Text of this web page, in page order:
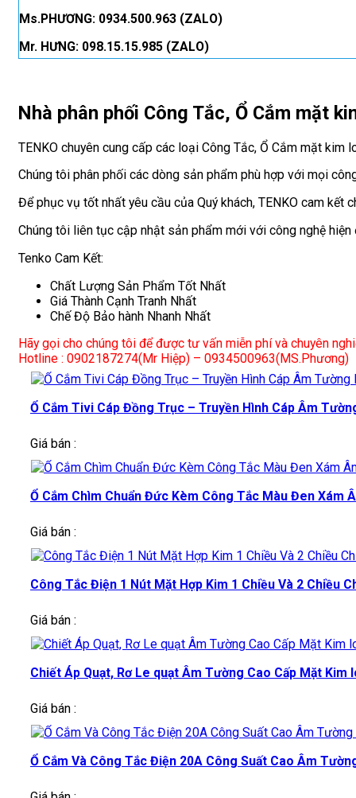
Ms.PHƯƠNG: 0934.500.963 (ZALO)
Mr. HƯNG: 098.15.15.985 (ZALO)
Nhà phân phối Công Tắc, Ổ Cắm mặt
TENKO chuyên cung cấp các loại Công Tắc, Ổ Cắm mặt kim
Chúng tôi phân phối các dòng sản phẩm phù hợp với mọi
Để phục vụ tốt nhất yêu cầu của Quý khách, TENKO cam kết
Chúng tôi liên tục cập nhật sản phẩm mới với công nghệ
Tenko Cam Kết:
Chất Lượng Sản Phẩm Tốt Nhất
Giá Thành Cạnh Tranh Nhất
Chế Độ Bảo hành Nhanh Nhất
Hãy gọi cho chúng tôi để được tư vấn miễn phí và chuyên
Hotline : 0902187274(Mr Hiệp) – 0934500963(MS.Phương)
Ổ Cắm Tivi Cáp Đồng Trục – Truyền Hình Cáp Âm
Giá bán :
Ổ Cắm Chìm Chuẩn Đức Kèm Công Tắc Màu Đen Xám
Giá bán :
Công Tắc Điện 1 Nút Mặt Hợp Kim 1 Chiều Và 2 Chiều
Giá bán :
Chiết Áp Quạt, Rơ Le quạt Âm Tường Cao Cấp Mặt
Giá bán :
Ổ Cắm Và Công Tắc Điện 20A Công Suất Cao Âm